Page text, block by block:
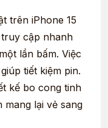
trên iPhone 15
cập nhanh
lần bấm. Việc
tiết kiệm pin.
kế bo cong tinh
lại vẻ sang